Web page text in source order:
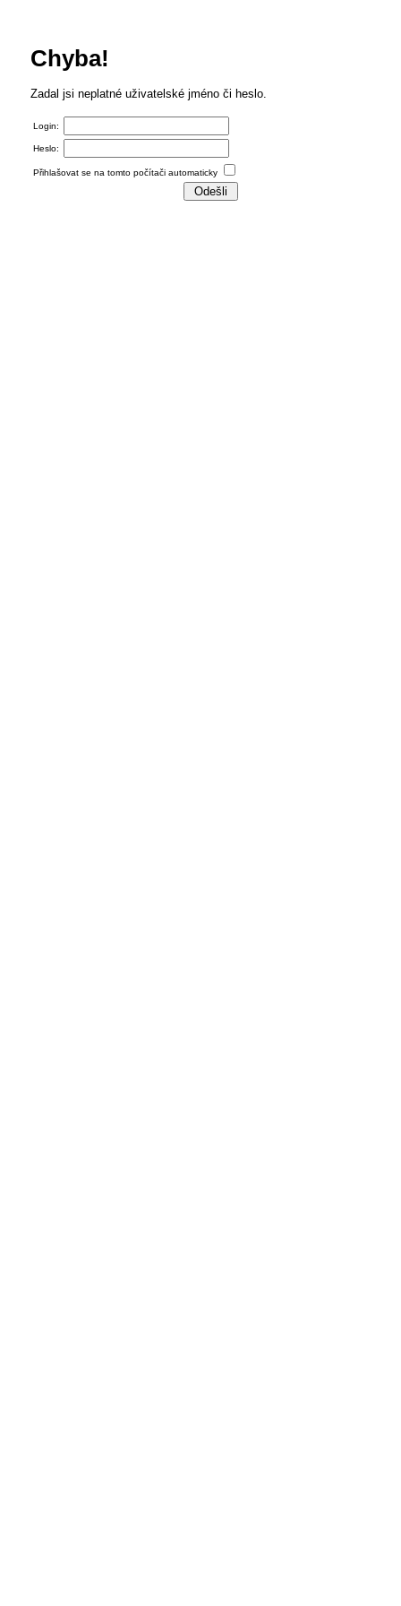
Chyba!
Zadal jsi neplatné uživatelské jméno či heslo.
Login:
Heslo:
Přihlašovat se na tomto počítači automaticky